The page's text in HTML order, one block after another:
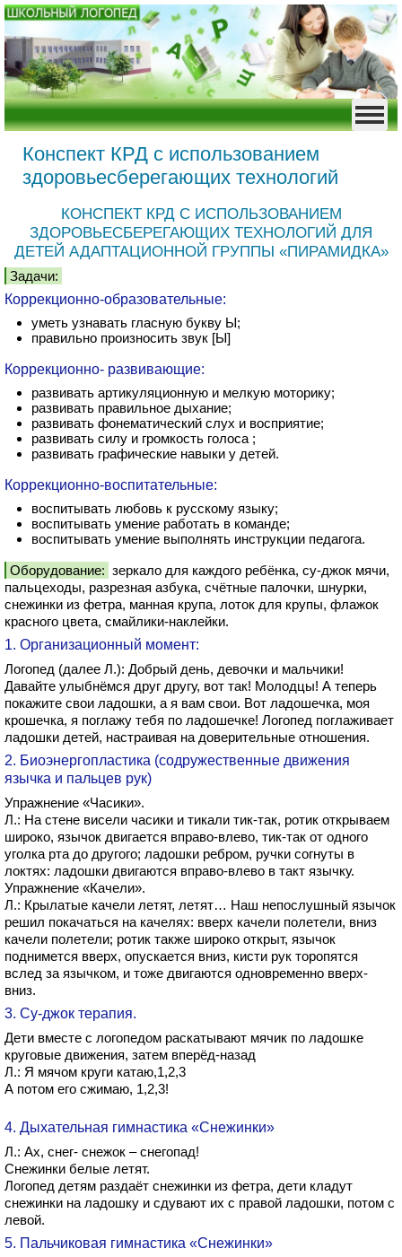
Конспект КРД с использованием
здоровьесберегающих технологий
КОНСПЕКТ КРД С ИСПОЛЬЗОВАНИЕМ
ЗДОРОВЬЕСБЕРЕГАЮЩИХ ТЕХНОЛОГИЙ ДЛЯ
ДЕТЕЙ АДАПТАЦИОННОЙ ГРУППЫ «ПИРАМИДКА»
Задачи:
Коррекционно-образовательные:
уметь узнавать гласную букву Ы;
правильно произносить звук [Ы]
Коррекционно- развивающие:
развивать артикуляционную и мелкую моторику;
развивать правильное дыхание;
развивать фонематический слух и восприятие;
развивать силу и громкость голоса ;
развивать графические навыки у детей.
Коррекционно-воспитательные:
воспитывать любовь к русскому языку;
воспитывать умение работать в команде;
воспитывать умение выполнять инструкции педагога.
Оборудование: зеркало для каждого ребёнка, су-джок мячи,
пальцеходы, разрезная азбука, счётные палочки, шнурки,
снежинки из фетра, манная крупа, лоток для крупы, флажок
красного цвета, смайлики-наклейки.
1. Организационный момент:
Логопед (далее Л.): Добрый день, девочки и мальчики!
Давайте улыбнёмся друг другу, вот так! Молодцы! А теперь
покажите свои ладошки, а я вам свои. Вот ладошечка, моя
крошечка, я поглажу тебя по ладошечке! Логопед поглаживает
ладошки детей, настраивая на доверительные отношения.
2. Биоэнергопластика (содружественные движения
язычка и пальцев рук)
Упражнение «Часики».
Л.: На стене висели часики и тикали тик-так, ротик открываем
широко, язычок двигается вправо-влево, тик-так от одного
уголка рта до другого; ладошки ребром, ручки согнуты в
локтях: ладошки двигаются вправо-влево в такт язычку.
Упражнение «Качели».
Л.: Крылатые качели летят, летят… Наш непослушный язычок
решил покачаться на качелях: вверх качели полетели, вниз
качели полетели; ротик также широко открыт, язычок
поднимется вверх, опускается вниз, кисти рук торопятся
вслед за язычком, и тоже двигаются одновременно вверх-
вниз.
3. Су-джок терапия.
Дети вместе с логопедом раскатывают мячик по ладошке
круговые движения, затем вперёд-назад
Л.: Я мячом круги катаю,1,2,3
А потом его сжимаю, 1,2,3!
4. Дыхательная гимнастика «Снежинки»
Л.: Ах, снег- снежок – снегопад!
Снежинки белые летят.
Логопед детям раздаёт снежинки из фетра, дети кладут
снежинки на ладошку и сдувают их с правой ладошки, потом с
левой.
5. Пальчиковая гимнастика «Снежинки»